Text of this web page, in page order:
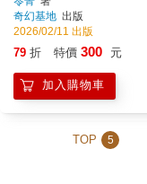
奇幻基地 出版
2026/02/11 出版
79 折 特價 300 元
加入購物車
TOP 5